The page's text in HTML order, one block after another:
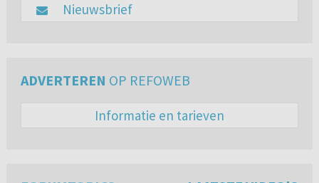
Nieuwsbrief
ADVERTEREN OP REFOWEB
Informatie en tarieven